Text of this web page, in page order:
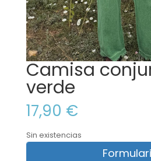
Camisa
verde
17,90 €
Sin existencias